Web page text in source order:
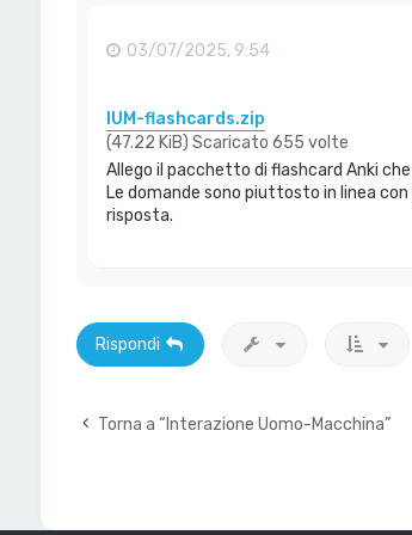
03/07/2025, 9:54
IUM-flashcards.zip
(47.22 KiB) Scaricato 655 volte
Allego il pacchetto di flashcard Anki
Le domande sono piuttosto in linea
risposta.
Rispondi
Torna a “Interazione Uomo-Macchina”